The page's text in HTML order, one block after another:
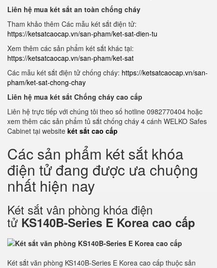
Liên hệ mua két sắt an toàn chống cháy
Tham khảo thêm Các mẫu két sắt điện tử:
https://ketsatcaocap.vn/san-pham/ket-sat-dien-tu
Xem thêm các sản phẩm két sắt khác tại:
https://ketsatcaocap.vn/san-pham/ket-sat
Các mẫu két sắt điện tử chống cháy: https://ketsatcaocap.vn/san-
pham/ket-sat-chong-chay
Liên hệ mua két sắt Chống cháy cao cấp
Liên hệ trực tiếp với chúng tôi theo số hotline 0982770404 hoặc
xem thêm các sản phẩm tủ sắt chống cháy 4 cánh WELKO Safes
Cabinet tại website két sắt cao cấp
Các sản phẩm két sắt khóa
điện tử đang được ưa chuộng
nhất hiện nay
Két sắt vân phòng khóa điện
tử KS140B-Series E Korea cao cấp
Két sắt văn phòng KS140B-Series E Korea cao cấp thuộc sản